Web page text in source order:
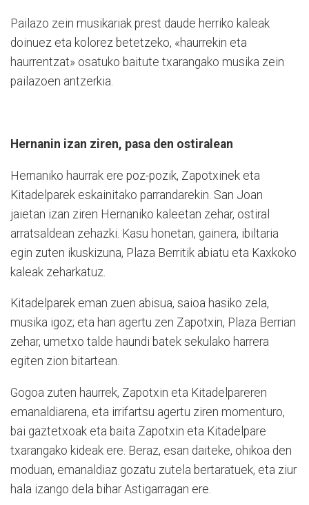
Pailazo zein musikariak prest daude herriko kaleak
doinuez eta kolorez betetzeko, «haurrekin eta
haurrentzat» osatuko baitute txarangako musika zein
pailazoen antzerkia.
Hernanin izan ziren, pasa den ostiralean
Hernaniko haurrak ere poz-pozik, Zapotxinek eta
Kitadelparek eskainitako parrandarekin. San Joan
jaietan izan ziren Hernaniko kaleetan zehar, ostiral
arratsaldean zehazki. Kasu honetan, gainera, ibiltaria
egin zuten ikuskizuna, Plaza Berritik abiatu eta Kaxkoko
kaleak zeharkatuz.
Kitadelparek eman zuen abisua, saioa hasiko zela,
musika igoz; eta han agertu zen Zapotxin, Plaza Berrian
zehar, umetxo talde haundi batek sekulako harrera
egiten zion bitartean.
Gogoa zuten haurrek, Zapotxin eta Kitadelpareren
emanaldiarena, eta irrifartsu agertu ziren momenturo,
bai gaztetxoak eta baita Zapotxin eta Kitadelpare
txarangako kideak ere. Beraz, esan daiteke, ohikoa den
moduan, emanaldiaz gozatu zutela bertaratuek, eta ziur
hala izango dela bihar Astigarragan ere.